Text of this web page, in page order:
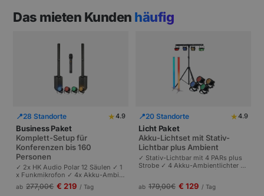
Das mieten Kunden häufig
📍28 Standorte ★4.9
Business Paket
Komplett-Setup für
Konferenzen bis 160
Personen
✓ 2x HK Audio Polar 12 Säulen ✓ 1
x Funkmikrofon ✓ 4x Akku-Ambie
ntlichter | Komplettes Setup für Ta
gungen und Pressekonferenzen |
ab 277,00€ € 219 / Tag
📍20 Standorte ★4.9
Licht Paket
Akku-Lichtset mit Stativ-
Lichtbar plus Ambient
✓ Stativ-Lichtbar mit 4 PARs plus
Strobe ✓ 4 Akku-Ambientlichter ✓
ersonen.
ab 179,00€ € 129 / Tag